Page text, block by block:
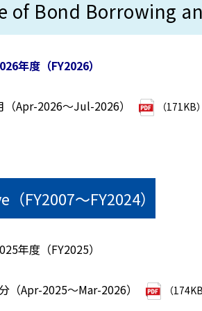
of Bond Borrowing
年度（FY2026）
Apr-2026～Jul-2026） （171KB
FY2007～FY2024）
年度（FY2025）
（Apr-2025～Mar-2026） （